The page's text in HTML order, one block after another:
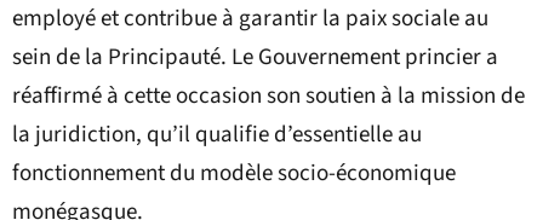
employé et contribue à garantir la paix sociale au
sein de la Principauté. Le Gouvernement princier a
réaffirmé à cette occasion son soutien à la mission de
la juridiction, qu’il qualifie d’essentielle au
fonctionnement du modèle socio-économique
monégasque.